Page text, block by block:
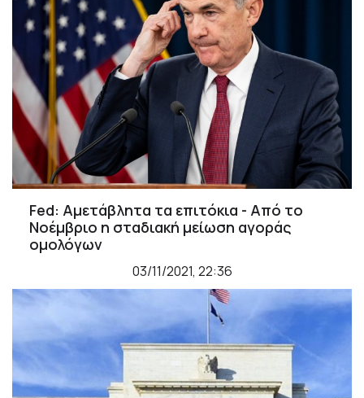
Fed: Αμετάβλητα τα επιτόκια - Από το
Νοέμβριο η σταδιακή μείωση αγοράς
ομολόγων
03/11/2021, 22:36